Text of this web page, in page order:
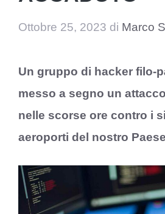
Ottobre 25, 2023 di Marco
Un gruppo di hacker filo-
messo a segno un
nelle scorse ore contro i
aeroporti del nostro